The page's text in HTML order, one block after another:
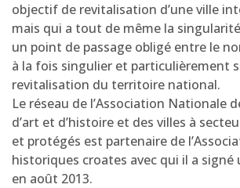
objectif de revitalisation d’une ville
mais qui a tout de même la
un point de passage obligé entre le
à la fois singulier et particulièrement
revitalisation du territoire national.
Le réseau de l’Association Nationale
d’art et d’histoire et des villes à
et protégés est partenaire de
historiques croates avec qui il a signé
en août 2013.